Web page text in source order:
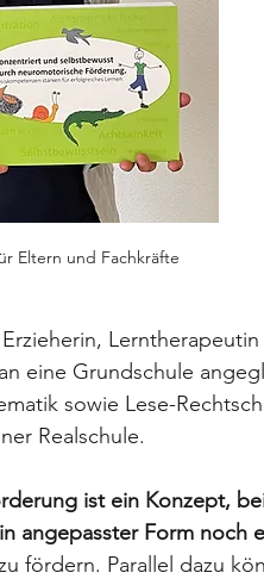
Eltern und Fachkräfte
eine Grundschule
sowie Lese-
Realschule.
ist ein Konzept,
angepasster Form noch
fördern. Parallel dazu